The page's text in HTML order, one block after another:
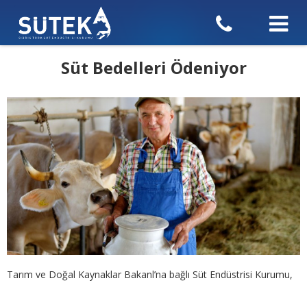
Süt Bedelleri Ödeniyor
Tarım ve Doğal Kaynaklar Bakanl’na bağlı Süt Endüstrisi Kurumu,